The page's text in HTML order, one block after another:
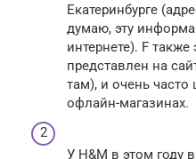
Екатеринбурге
думаю, эту
интернете). F
представлен на
там), и очень
офлайн-магазинах.
У H&M в этом году